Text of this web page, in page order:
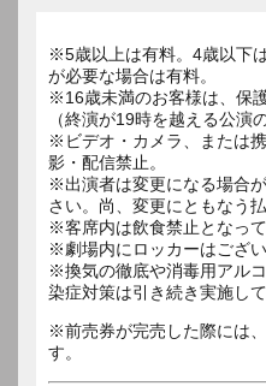
※5歳以上は有料。4歳以下
が必要な場合は有料。
※16歳未満のお客様は、保
（終演が19時を越える公演の
※ビデオ・カメラ、または
影・配信禁止。
※出演者は変更になる場合
さい。尚、変更にともなう
※客席内は飲食禁止となっ
※劇場内にロッカーはござい
※換気の徹底や消毒用アル
染症対策は引き続き実施して
※前売券が完売した際には
す。